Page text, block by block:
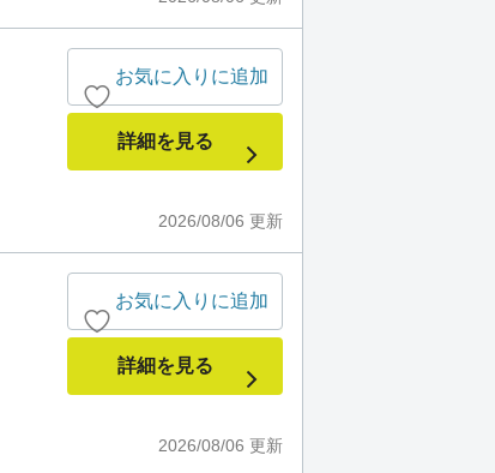
2026/08/06 更新
お気に入りに追加
詳細を見る
2026/08/06 更新
お気に入りに追加
詳細を見る